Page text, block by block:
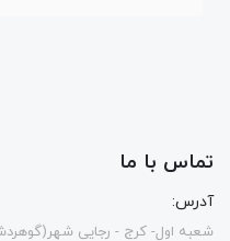
تماس با ما
آدرس:
شعبه اول- کرج - رجایی